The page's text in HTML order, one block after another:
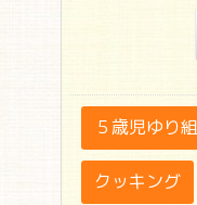
５歳児ゆり組
クッキング